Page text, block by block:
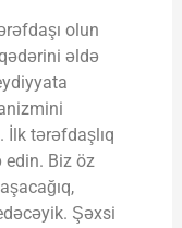
olun
əldə
tərəfdaşlıq
Biz öz
Şəxsi